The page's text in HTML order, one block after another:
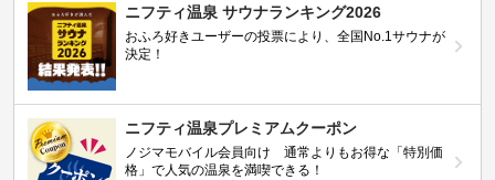
ニフティ温泉 サウナランキング2026
おふろ好きユーザーの投票により、全国No.1サウナが
決定！
ニフティ温泉プレミアムクーポン
ノジマモバイル会員向け 通常よりもお得な「特別価
格」で人気の温泉を満喫できる！